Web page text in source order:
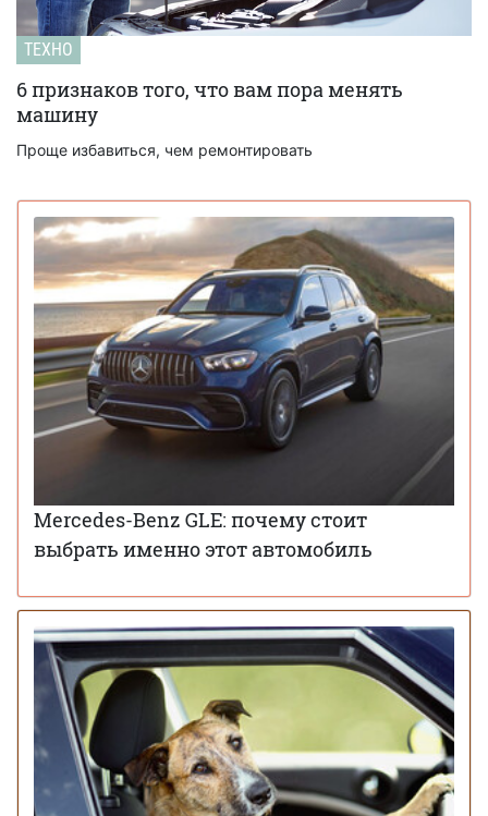
ТЕХНО
6 признаков того, что вам пора менять
машину
Проще избавиться, чем ремонтировать
Mercedes-Benz GLE: почему стоит
выбрать именно этот автомобиль